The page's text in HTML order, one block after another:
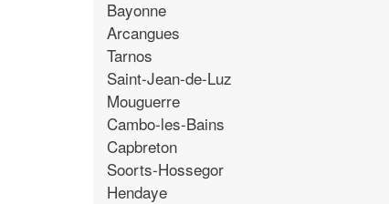
Bayonne
Arcangues
Tarnos
Saint-Jean-de-Luz
Mouguerre
Cambo-les-Bains
Capbreton
Soorts-Hossegor
Hendaye